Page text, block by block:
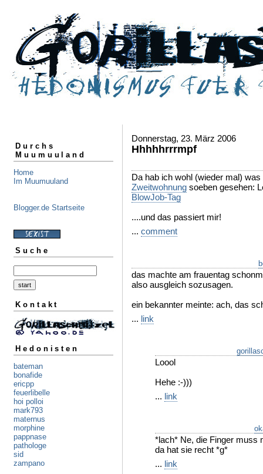
Durchs
Muumuuland
Home
Im Muumuuland
Blogger.de Startseite
Suche
Kontakt
Hedonisten
bateman
bonafide
ericpp
feuerlibelle
hoi polloi
mark793
maternus
morphine
pappnase
pathologe
sid
zampano
Donnerstag, 23. März 2006
Hhhhhrrrmpf
Da hab ich wohl (wieder mal)
Zweitwohnung soeben gesehen:
BlowJob-Tag
....und das passiert mir!
... comment
das machte am frauentag
also ausgleich sozusagen.
ein bekannter meinte: ach, das
... link
Loool
Hehe :-)))
... link
*lach* Ne, die Finger muss
da hat sie recht *g*
... link